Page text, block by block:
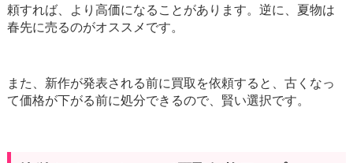
頼すれば、より高価になることがあります。逆に、夏物は
春先に売るのがオススメです。
また、新作が発表される前に買取を依頼すると、古くなっ
て価格が下がる前に処分できるので、賢い選択です。